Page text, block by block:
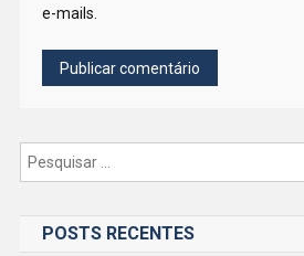
e-mails.
POSTS RECENTES